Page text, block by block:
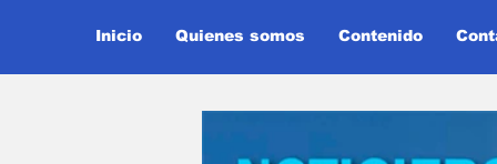
Inicio Quienes somos Contenido